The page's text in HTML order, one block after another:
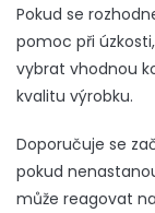
Pokud se
pomoc při
vybrat vhodnou
kvalitu výrobku.
Doporučuje se
pokud
může reagovat